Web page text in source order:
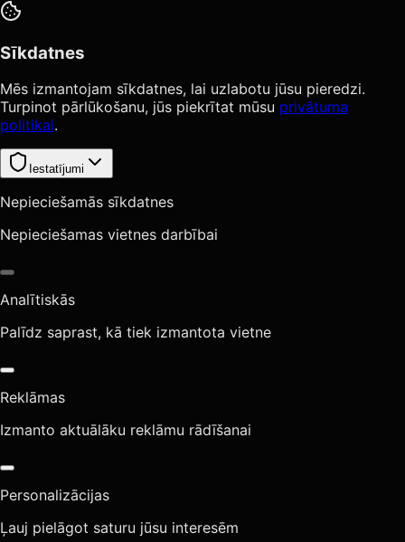
Sīkdatnes
Mēs izmantojam sīkdatnes, lai uzlabotu jūsu pieredzi.
Turpinot pārlūkošanu, jūs piekrītat mūsu privātuma
politikai.
Iestatījumi
Nepieciešamās sīkdatnes
Nepieciešamas vietnes darbībai
Analītiskās
Palīdz saprast, kā tiek izmantota vietne
Reklāmas
Izmanto aktuālāku reklāmu rādīšanai
Personalizācijas
Ļauj pielāgot saturu jūsu interesēm